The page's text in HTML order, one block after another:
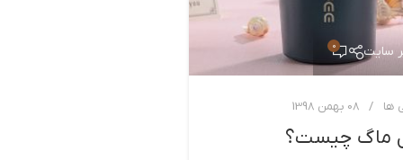
سایت 0
ها 08 بهمن 1398
ماگ چیست؟